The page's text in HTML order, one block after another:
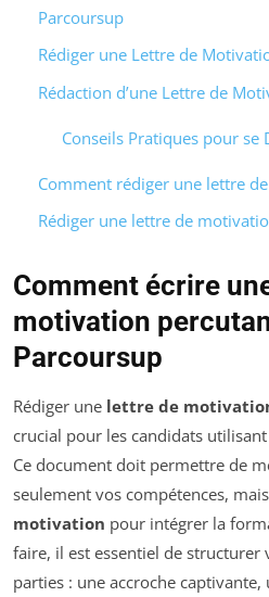
Parcoursup
Rédiger une Lettre de
Rédaction d’une Lettre de
Conseils Pratiques pour se
Comment rédiger une lettre
Rédiger une lettre de
Comment écrire
motivation
Parcoursup
Rédiger une lettre de
crucial pour les candidats
Ce document doit permettre de
seulement vos compétences,
motivation pour intégrer la
faire, il est essentiel de
parties : une accroche